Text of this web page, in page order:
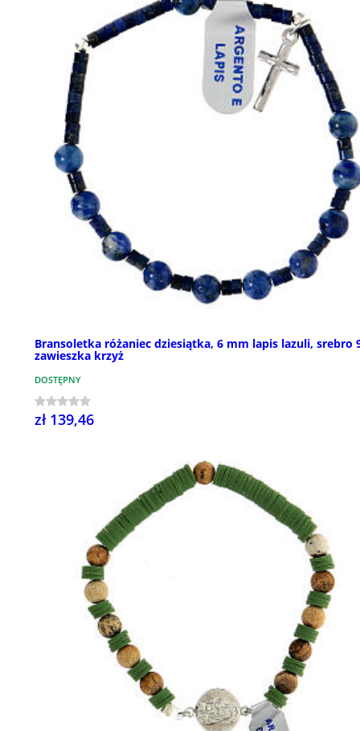
Bransoletka różaniec dziesiątka, 6 mm lapis lazuli, srebro
zawieszka krzyż
DOSTĘPNY
zł 139,46